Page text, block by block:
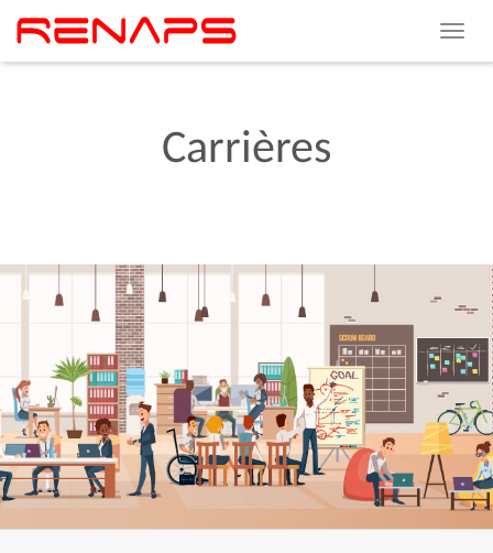
Toggle
Carrières